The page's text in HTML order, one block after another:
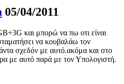
05/04/2011
και μπορώ να πω οτι είναι
να κουβαλάω τον
σχεδόν με αυτό.ακόμα και στο
με αυτό παρά με τον Υπολογιστή.